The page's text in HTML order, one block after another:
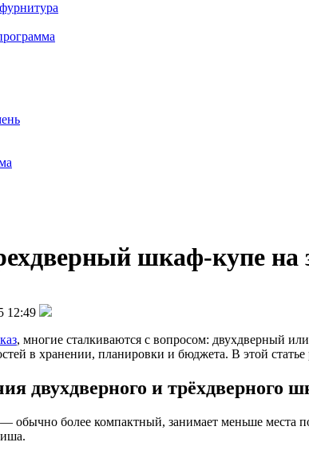
шкаф-купе на
12:49
, многие сталкиваются с вопросом: двухдверный
в хранении, планировки и бюджета. В этой
двухдверного и трёхдверного
обычно более компактный, занимает меньше места